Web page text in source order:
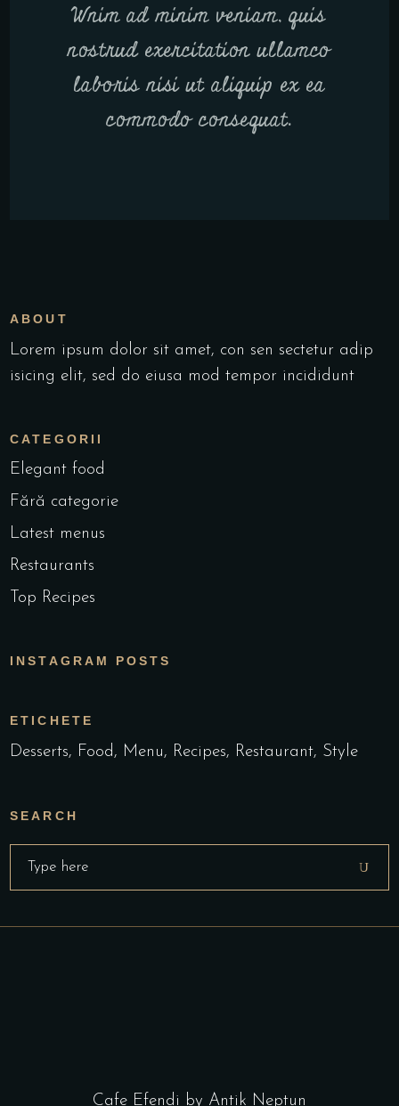
Wnim ad minim veniam, quis
nostrud exercitation ullamco
laboris nisi ut aliquip ex ea
commodo consequat.
ABOUT
Lorem ipsum dolor sit amet, con sen sectetur adip
isicing elit, sed do eiusa mod tempor incididunt
CATEGORII
Elegant food
Fără categorie
Latest menus
Restaurants
Top Recipes
INSTAGRAM POSTS
ETICHETE
Desserts Food Menu Recipes Restaurant Style
SEARCH
Search
Cafe Efendi by Antik Neptun